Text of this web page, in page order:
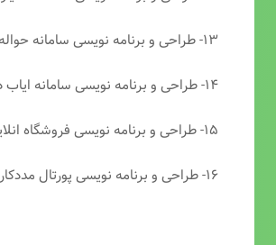
۱۳- طراحی و برنامه نویسی سامانه حواله دارو خیریه حضرت ابوالفضل (ع)
۱۴- طراحی و برنامه نویسی سامانه ایاب ذهاب خیریه حضرت ابوالفضل (ع)
۱۵- طراحی و برنامه نویسی فروشگاه انلاین رفاهی تیکت
۱۶- طراحی و برنامه نویسی پورتال مددکاری خیریه حضرت ابوالفضل (ع)